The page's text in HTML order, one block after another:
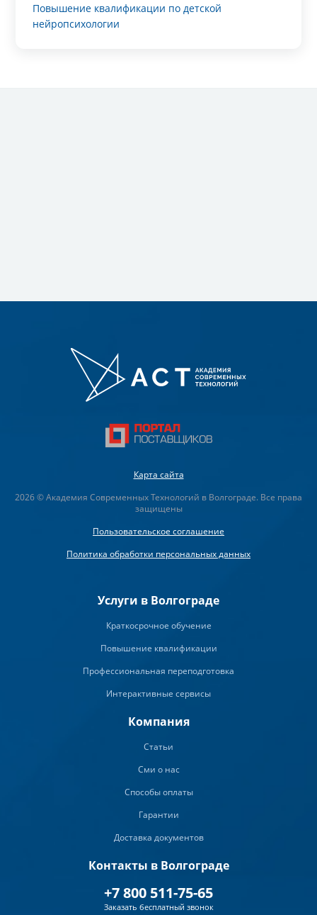
Повышение квалификации по детской
нейропсихологии
Карта сайта
2026 © Академия Современных Технологий в Волгограде. Все права
защищены
Пользовательское соглашение
Политика обработки персональных данных
Услуги в Волгограде
Краткосрочное обучение
Повышение квалификации
Профессиональная переподготовка
Интерактивные сервисы
Компания
Статьи
Сми о нас
Способы оплаты
Гарантии
Доставка документов
Контакты в Волгограде
+7 800 511-75-65
Заказать бесплатный звонок